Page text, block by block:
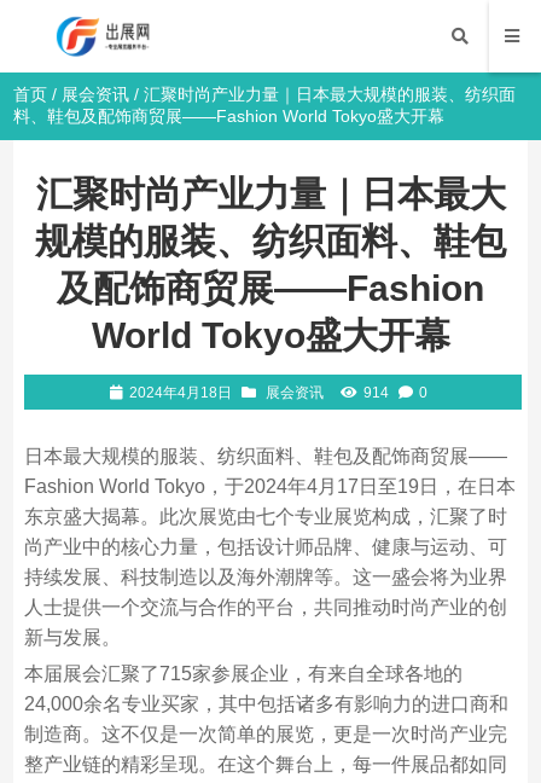
首页 / 展会资讯 / 汇聚时尚产业力量｜日本最大规模的服装、纺织面
料、鞋包及配饰商贸展——Fashion World Tokyo盛大开幕
汇聚时尚产业力量｜日本最大
规模的服装、纺织面料、鞋包
及配饰商贸展——Fashion
World Tokyo盛大开幕
2024年4月18日 展会资讯 914 0
日本最大规模的服装、纺织面料、鞋包及配饰商贸展——
Fashion World Tokyo，于2024年4月17日至19日，在日本
东京盛大揭幕。此次展览由七个专业展览构成，汇聚了时
尚产业中的核心力量，包括设计师品牌、健康与运动、可
持续发展、科技制造以及海外潮牌等。这一盛会将为业界
人士提供一个交流与合作的平台，共同推动时尚产业的创
新与发展。
本届展会汇聚了715家参展企业，有来自全球各地的
24,000余名专业买家，其中包括诸多有影响力的进口商和
制造商。这不仅是一次简单的展览，更是一次时尚产业完
整产业链的精彩呈现。在这个舞台上，每一件展品都如同